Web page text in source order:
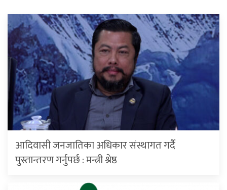
आदिवासी जनजातिका अधिकार संस्थागत गर्दै
पुस्तान्तरण गर्नुपर्छ : मन्त्री श्रेष्ठ